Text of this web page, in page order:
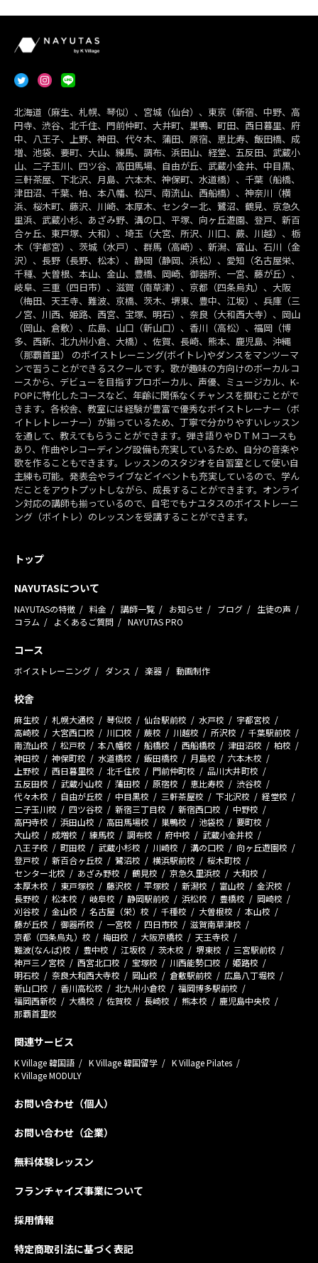
北海道（麻生、札幌、琴似）、宮城（仙台）、東京（新宿、中野、高
円寺、渋谷、北千住、門前仲町、大井町、巣鴨、町田、西日暮里、府
中、八王子、上野、神田、代々木、蒲田、原宿、恵比寿、飯田橋、成
増、池袋、要町、大山、練馬、調布、浜田山、経堂、五反田、武蔵小
山、二子玉川、四ツ谷、高田馬場、自由が丘、武蔵小金井、中目黒、
三軒茶屋、下北沢、月島、六本木、神保町、水道橋）、千葉（船橋、
津田沼、千葉、柏、本八幡、松戸、南流山、西船橋）、神奈川（横
浜、桜木町、藤沢、川崎、本厚木、センター北、鷺沼、鶴見、京急久
里浜、武蔵小杉、あざみ野、溝の口、平塚、向ヶ丘遊園、登戸、新百
合ヶ丘、東戸塚、大和）、埼玉（大宮、所沢、川口、蕨、川越）、栃
木（宇都宮）、茨城（水戸）、群馬（高崎）、新潟、富山、石川（金
沢）、長野（長野、松本）、静岡（静岡、浜松）、愛知（名古屋栄、
千種、大曽根、本山、金山、豊橋、岡崎、御器所、一宮、藤が丘）、
岐阜、三重（四日市）、滋賀（南草津）、京都（四条烏丸）、大阪
（梅田、天王寺、難波、京橋、茨木、堺東、豊中、江坂）、兵庫（三
ノ宮、川西、姫路、西宮、宝塚、明石）、奈良（大和西大寺）、岡山
（岡山、倉敷）、広島、山口（新山口）、香川（高松）、福岡（博
多、西新、北九州小倉、大橋）、佐賀、長崎、熊本、鹿児島、沖縄
（那覇首里） のボイストレーニング(ボイトレ)やダンスをマンツーマ
ンで習うことができるスクールです。歌が趣味の方向けのボーカルコ
ースから、デビューを目指すプロボーカル、声優、ミュージカル、K-
POPに特化したコースなど、年齢に関係なくチャンスを掴むことがで
きます。各校舎、教室には経験が豊富で優秀なボイストレーナー（ボ
イトレトレーナー）が揃っているため、丁寧で分かりやすいレッスン
を通して、教えてもらうことができます。弾き語りやＤＴＭコースも
あり、作曲やレコーディング設備も充実しているため、自分の音楽や
歌を作ることもできます。レッスンのスタジオを自習室として使い自
主練も可能。発表会やライブなどイベントも充実しているので、学ん
だことをアウトプットしながら、成長することができます。オンライ
ン対応の講師も揃っているので、自宅でもナユタスのボイストレーニ
ング（ボイトレ）のレッスンを受講することができます。
トップ
NAYUTASについて
NAYUTASの特徴 料金 講師一覧 お知らせ ブログ
生徒の声
コラム
よくあるご質問 NAYUTAS PRO
コース
ボイストレーニング ダンス 楽器 動画制作
校舎
麻生校 札幌大通校 琴似校 仙台駅前校 水戸校
宇都宮校
高崎校
大宮西口校 川口校 蕨校 川越校 所沢校
千葉駅前校
南流山校
松戸校 本八幡校 船橋校 西船橋校 津田沼校
柏校
神田校
神保町校 水道橋校 飯田橋校 月島校
六本木校
上野校
西日暮里校 北千住校 門前仲町校
品川大井町校
五反田校
武蔵小山校 蒲田校 原宿校 恵比寿校
渋谷校
代々木校
自由が丘校 中目黒校 三軒茶屋校 下北沢校
経堂校
二子玉川校
四ツ谷校 新宿三丁目校 新宿西口校
中野校
高円寺校
浜田山校 高田馬場校 巣鴨校 池袋校
要町校
大山校
成増校 練馬校 調布校 府中校
武蔵小金井校
八王子校
町田校 武蔵小杉校 川崎校 溝の口校
向ヶ丘遊園校
登戸校
新百合ヶ丘校 鷺沼校 横浜駅前校
桜木町校
センター北校
あざみ野校 鶴見校 京急久里浜校
大和校
本厚木校
東戸塚校 藤沢校 平塚校 新潟校 富山校
金沢校
長野校
松本校 岐阜校 静岡駅前校 浜松校 豊橋校
岡崎校
刈谷校
金山校 名古屋（栄）校 千種校 大曽根校
本山校
藤が丘校
御器所校 一宮校 四日市校
滋賀南草津校
京都（四条烏丸）校
梅田校 大阪京橋校
天王寺校
難波(なんば)校
豊中校 江坂校 茨木校 堺東校
三宮駅前校
神戸三ノ宮校
西宮北口校 宝塚校 川西能勢口校
姫路校
明石校
奈良大和西大寺校 岡山校 倉敷駅前校
広島八丁堀校
新山口校
香川高松校 北九州小倉校
福岡博多駅前校
福岡西新校
大橋校 佐賀校 長崎校 熊本校
鹿児島中央校
那覇首里校
関連サービス
K Village 韓国語 K Village 韓国留学
K Village Pilates
K Village MODULY
お問い合わせ（個人）
お問い合わせ（企業）
無料体験レッスン
フランチャイズ事業について
採用情報
特定商取引法に基づく表記